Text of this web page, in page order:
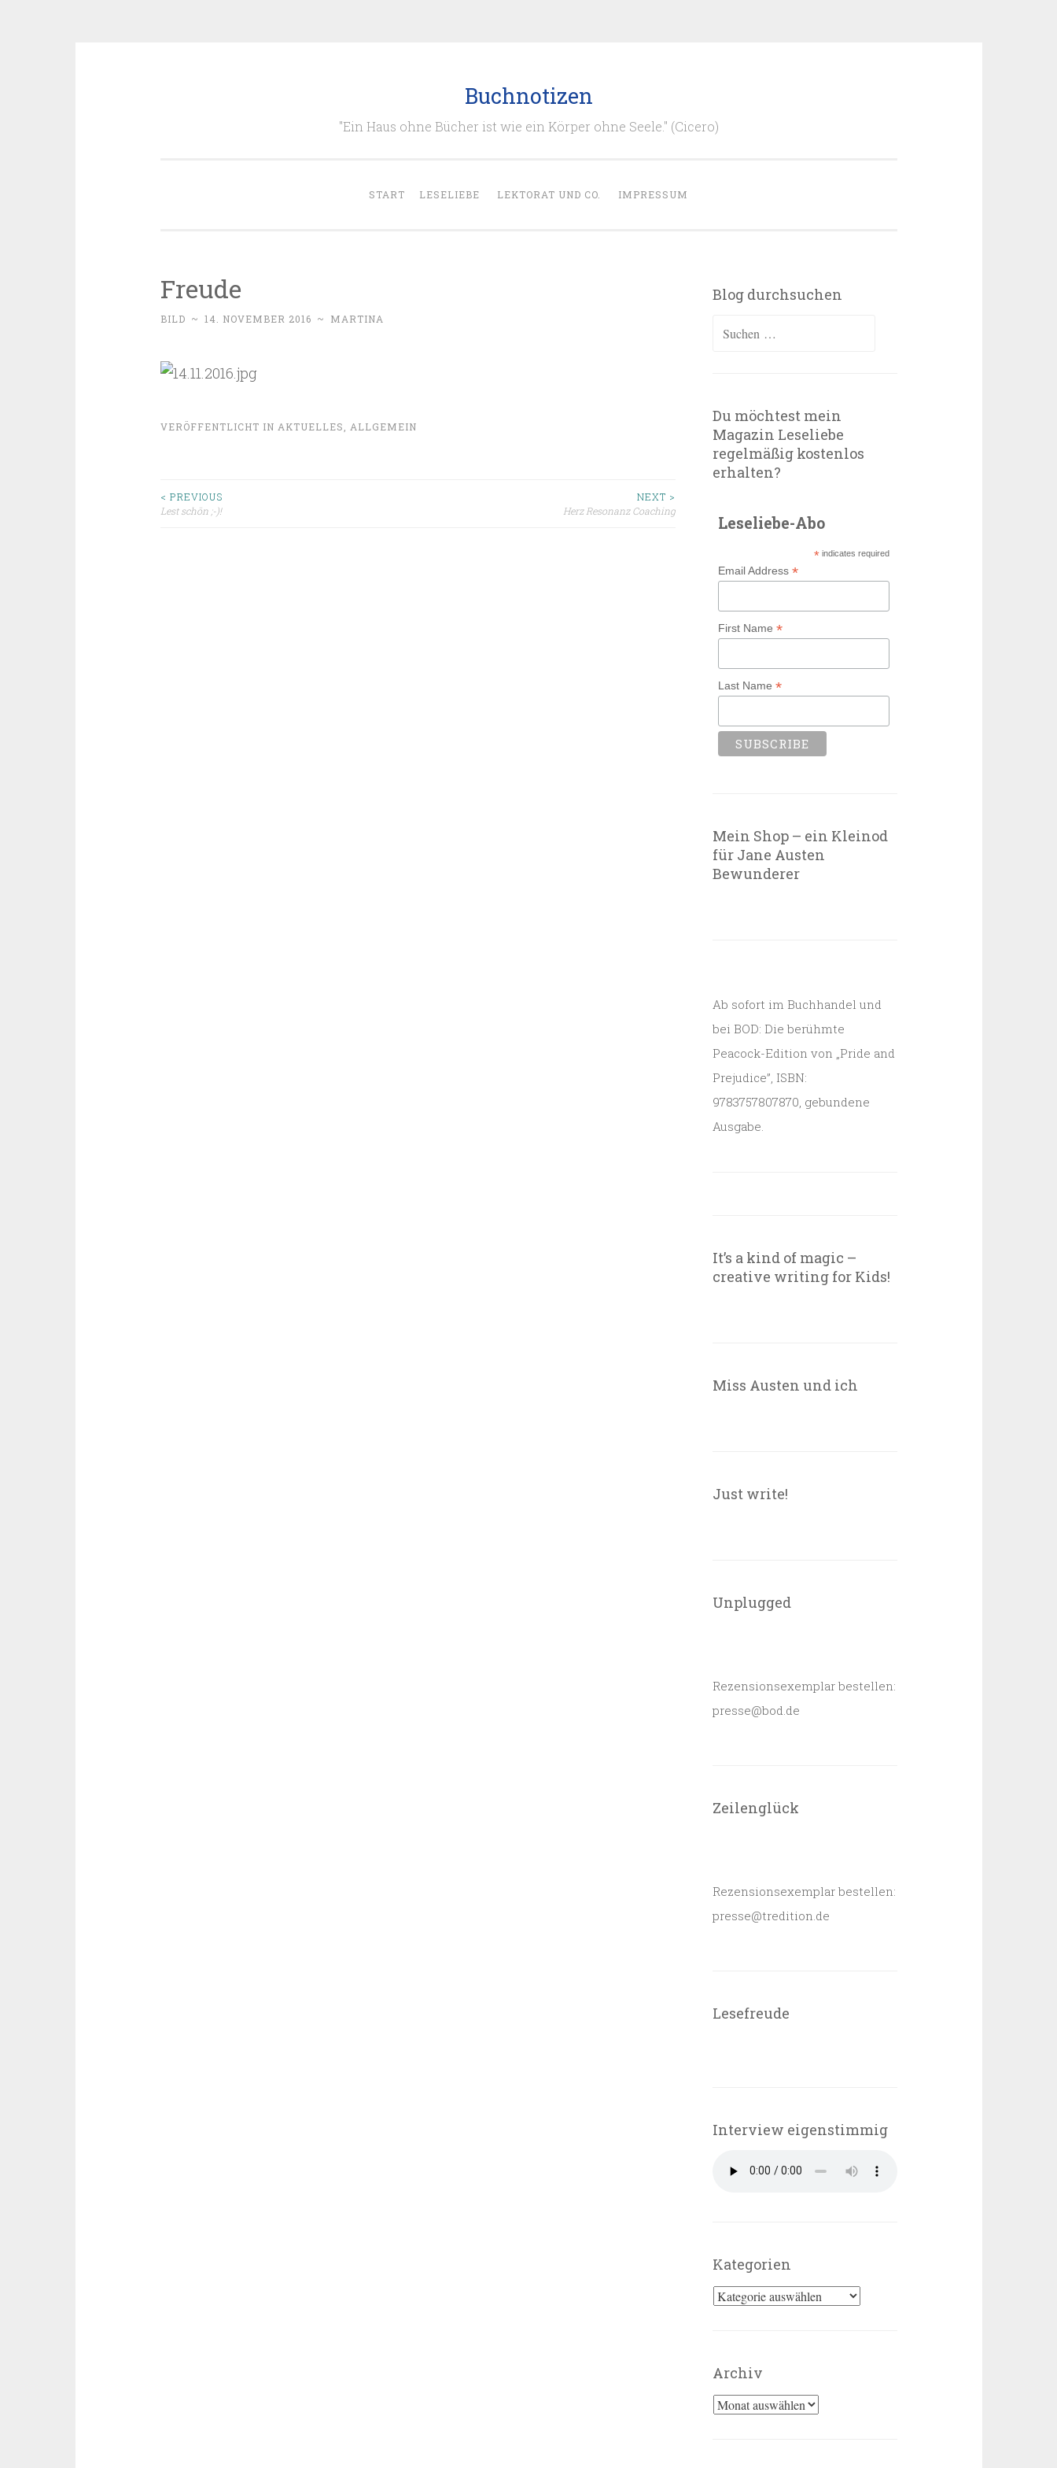
Buchnotizen
"Ein Haus ohne Bücher ist wie ein Körper ohne Seele." (Cicero)
START LESELIEBE LEKTORAT UND CO. IMPRESSUM
Freude
BILD ~ 14. NOVEMBER 2016 ~ MARTINA
VERÖFFENTLICHT IN AKTUELLES ALLGEMEIN
Beitragsnavigation
< PREVIOUS
Lest schön ;-)!
NEXT >
Herz Resonanz Coaching
Blog durchsuchen
Suchen
Du möchtest mein
Magazin Leseliebe
regelmäßig kostenlos
erhalten?
Leseliebe-Abo
* indicates required
Email Address*
First Name*
Last Name*
Mein Shop – ein Kleinod
für Jane Austen
Bewunderer
Ab sofort im Buchhandel und
bei BOD: Die berühmte
Peacock-Edition von „Pride and
Prejudice”, ISBN:
9783757807870, gebundene
Ausgabe.
It’s a kind of magic –
creative writing for Kids!
Miss Austen und ich
Just write!
Unplugged
Rezensionsexemplar bestellen:
presse@bod.de
Zeilenglück
Rezensionsexemplar bestellen:
presse@tredition.de
Lesefreude
Interview eigenstimmig
Kategorien
Kategorien
Archiv
Archiv